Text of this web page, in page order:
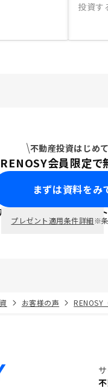
投資す
不動産投資はじめ
RENOSY会員限定で
まずは資料をみ
回面談で ポイント
プレゼント適用条件詳細※
お客様の声 RENOSY